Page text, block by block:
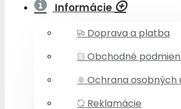
Informácie
Doprava a platba
Obchodné
Ochrana osobných
Reklamácie